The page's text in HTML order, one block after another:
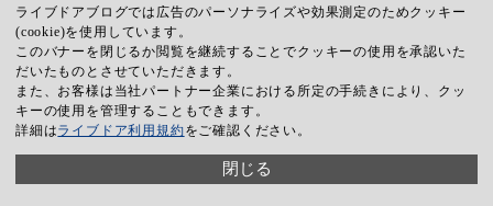
UQ HOLDER! Stage.6「一寸先は？」感想
UQ HOLDER!Stage.5 「旅の休息、男のロマ
ン」感想
ライブドアブログでは広告のパーソナライズや効果測定のためクッキー
(cookie)を使用しています。
このバナーを閉じるか閲覧を継続することでクッキーの使用を承認いた
だいたものとさせていただきます。
また、お客様は当社パートナー企業における所定の手続きにより、クッ
キーの使用を管理することもできます。
詳細はライブドア利用規約をご確認ください。
閉じる